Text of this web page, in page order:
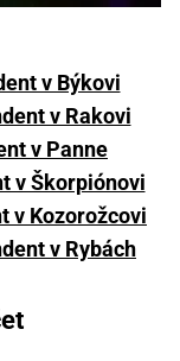
v Býkovi
v Rakovi
v Panne
v Škorpiónovi
v Kozorožcovi
v Rybách